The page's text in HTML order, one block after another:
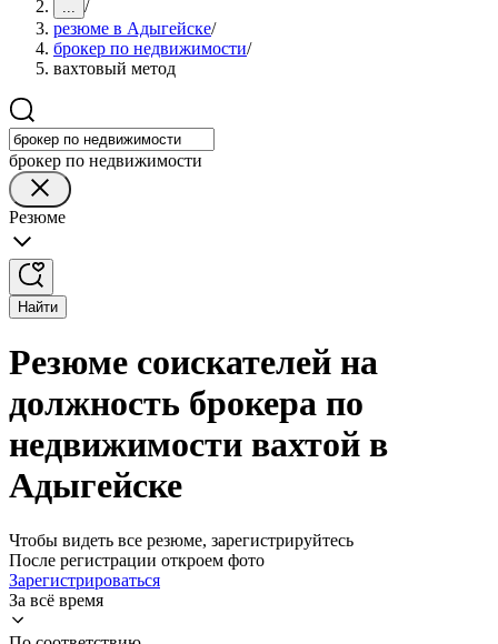
... /
резюме в Адыгейске/
брокер по недвижимости/
вахтовый метод
брокер по недвижимости
Резюме
Найти
Резюме соискателей на
должность брокера по
недвижимости вахтой в
Адыгейске
Чтобы видеть все резюме, зарегистрируйтесь
После регистрации откроем фото
Зарегистрироваться
За всё время